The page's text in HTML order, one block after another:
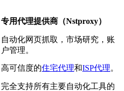
专用代理提供商（Nstproxy）
自动化网页抓取，市场研究，账
户管理。
高可信度的住宅代理和ISP代理。
完全支持所有主要自动化工具的